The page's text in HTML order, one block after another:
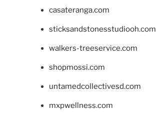
casateranga.com
sticksandstonesstudiooh.com
walkers-treeservice.com
shopmossi.com
untamedcollectivesd.com
mxpwellness.com